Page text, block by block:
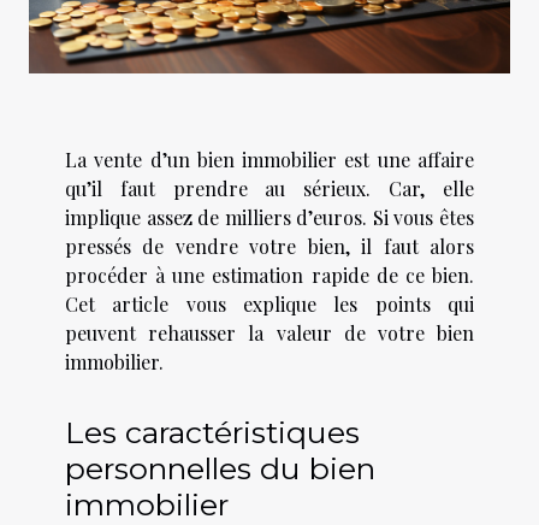
La vente d’un bien immobilier est une affaire
qu’il faut prendre au sérieux. Car, elle
implique assez de milliers d’euros. Si vous êtes
pressés de vendre votre bien, il faut alors
procéder à une estimation rapide de ce bien.
Cet article vous explique les points qui
peuvent rehausser la valeur de votre bien
immobilier.
Les caractéristiques
personnelles du bien
immobilier